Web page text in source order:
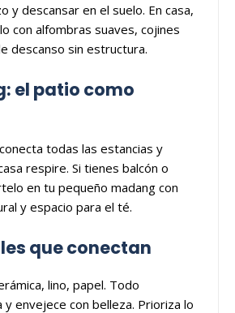
y descansar en el suelo. En casa,
con alfombras suaves, cojines
descanso sin estructura.
el patio como
todas las estancias y
respire. Si tienes balcón o
en tu pequeño madang con
y espacio para el té.
que conectan
lino, papel. Todo
envejece con belleza. Prioriza lo